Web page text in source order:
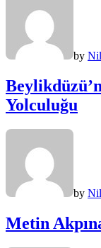
by
Yolculuğu
by
Metin